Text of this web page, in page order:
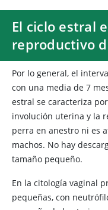
El ciclo estral
reproductivo
Por lo general, el
con una media de 7
estral se caracteriza
involución uterina y la
perra en anestro ni es
machos. No hay
tamaño pequeño.
En la citología vaginal
pequeñas, con